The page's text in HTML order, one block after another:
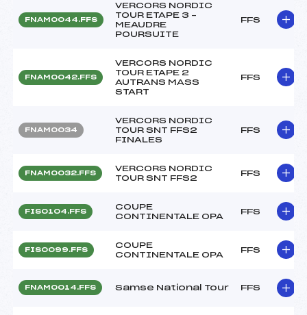
FNAM0044.FFS
VERCORS NORDIC
TOUR ETAPE 3 –
MEAUDRE
POURSUITE
FFS
FNAM0042.FFS
VERCORS NORDIC
TOUR ETAPE 2
AUTRANS MASS
START
FFS
FNAM0034
VERCORS NORDIC
TOUR SNT FFS2
FINALES
FFS
FNAM0032.FFS
VERCORS NORDIC
TOUR SNT FFS2
FFS
FIS0104.FFS
COUPE
CONTINENTALE OPA
FFS
FIS0099.FFS
COUPE
CONTINENTALE OPA
FFS
FNAM0014.FFS Samse National Tour FFS